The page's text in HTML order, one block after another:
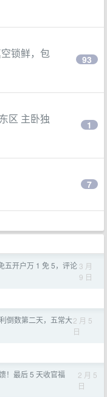
锁鲜，包
93
区 主卧独
1
7
五开户万 1 免 5，评论 3 月
9 日
倒数第二天，五常大2 月 5
日
！最后 5 天收官福
2 月 5
日